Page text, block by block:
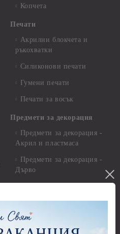
Копчета
Печати
Акрилни блокчета и
ръкохватки
Силиконови печати
Гумени печати
Печати за восък
Предмети за декорация
Предмети за декорация -
Акрил и пластмаса
Предмети за декорация -
Дърво
Предмети за декорация -